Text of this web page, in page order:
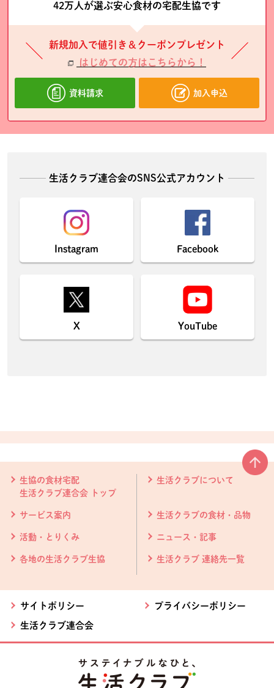
42万人が選ぶ安心食材の宅配生協です
新規加入で値引き＆クーポンプレゼント
はじめての方はこちらから！
資料請求 加入申込
生活クラブ連合会のSNS公式アカウント
Instagram Facebook
X YouTube
生協の食材宅配
生活クラブ連合会 トップ
生活クラブについて
サービス案内 生活クラブの食材・品物
活動・とりくみ ニュース・記事
各地の生活クラブ生協 生活クラブ 連絡先一覧
サイトポリシー プライバシーポリシー
生活クラブ連合会